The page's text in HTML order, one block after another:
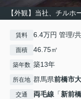
【外観】当社、チル
賃料 6.4万円 管理/
面積 46.75㎡
築年数 築13年
所在地 群馬県前橋市
交通 両毛線 「新前橋